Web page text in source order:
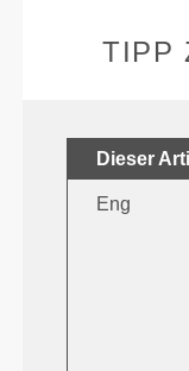
TIPP
Dieser
Eng